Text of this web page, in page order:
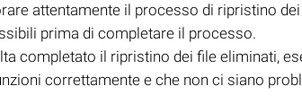
attentamente il processo di ripristino
prima di completare il processo.
completato il ripristino dei file eliminati,
correttamente e che non ci siano